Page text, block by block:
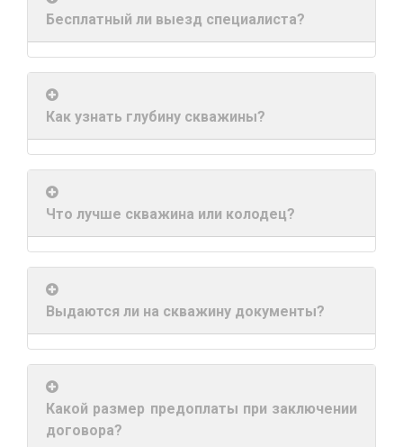
Карта
глубин
Новости
Статьи
Отзывы
Контакты
Пт.
Сб.
Вс.
Адрес:
г.Киев
Большая
Окружная,
(рядом
Ашан)
+38(098)856-
61
+38(068)556-
87-
32
info@1kbk.com.ua
Бесплатный ли выезд специалиста?
Как узнать глубину скважины?
Что лучше скважина или колодец?
Выдаются ли на скважину документы?
Какой размер предоплаты при заключении
договора?